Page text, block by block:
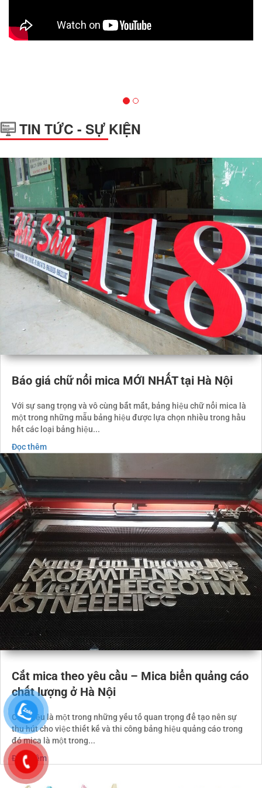
TIN TỨC - SỰ KIỆN
Báo giá chữ nổi mica MỚI NHẤT tại Hà Nội
Với sự sang trọng và vô cùng bắt mắt, bảng hiệu chữ nổi mica là
một trong những mẫu bảng hiệu được lựa chọn nhiều trong hầu
hết các loại bảng hiệu...
Đọc thêm
Cắt mica theo yêu cầu – Mica biển quảng cáo
chất lượng ở Hà Nội
Chất liệu là một trong những yếu tố quan trọng để tạo nên sự
thu hút cho việc thiết kế và thi công bảng hiệu quảng cáo trong
đó mica là một trong...
Đọc thêm